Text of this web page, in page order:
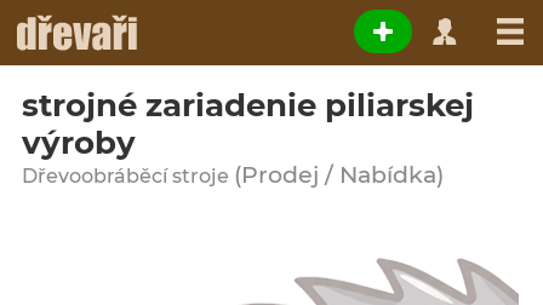
strojné zariadenie piliarskej
výroby
Dřevoobráběcí stroje (Prodej / Nabídka)